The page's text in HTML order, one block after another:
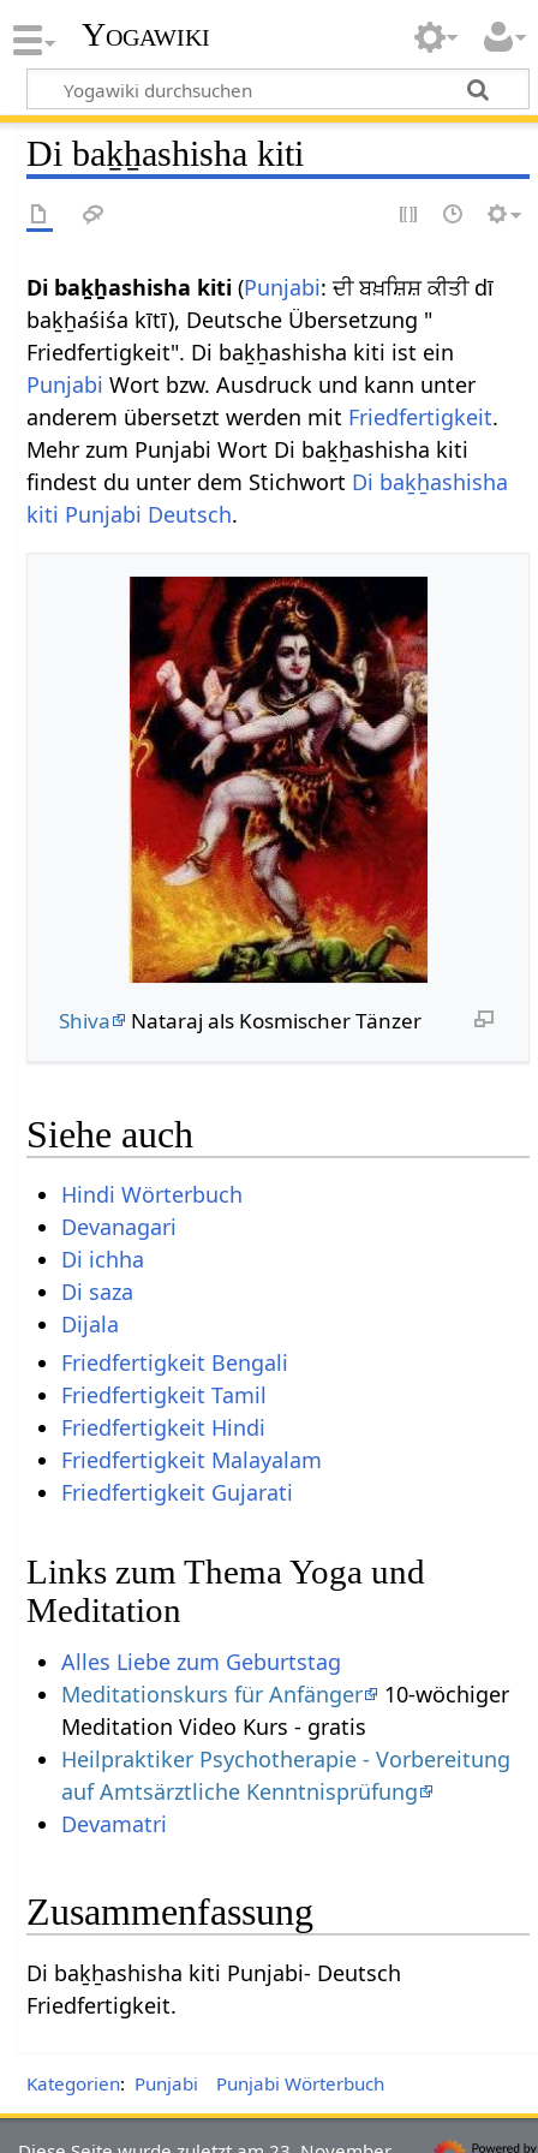
Yogawiki
Di baḵẖashisha kiti
Di baḵẖashisha kiti(Punjabi: ਦੀ ਬਖ਼ਸ਼ਿਸ਼ ਕੀਤੀ dī
baḵẖaśiśa kītī), Deutsche Übersetzung "
Friedfertigkeit". Di baḵẖashisha kiti ist ein
Punjabi Wort bzw. Ausdruck und kann unter
anderem übersetzt werden mit Friedfertigkeit.
Mehr zum Punjabi Wort Di baḵẖashisha kiti
findest du unter dem Stichwort Di baḵẖashisha
kiti Punjabi Deutsch.
Shiva Nataraj als Kosmischer Tänzer
Siehe auch
Hindi Wörterbuch
Devanagari
Di ichha
Di saza
Dijala
Friedfertigkeit Bengali
Friedfertigkeit Tamil
Friedfertigkeit Hindi
Friedfertigkeit Malayalam
Friedfertigkeit Gujarati
Links zum Thema Yoga und
Meditation
Alles Liebe zum Geburtstag
Meditationskurs für Anfänger
10-wöchiger
Meditation Video Kurs - gratis
Heilpraktiker Psychotherapie - Vorbereitung
auf Amtsärztliche Kenntnisprüfung
Devamatri
Zusammenfassung
Di baḵẖashisha kiti Punjabi- Deutsch
Friedfertigkeit.
Kategorien: Punjabi Punjabi Wörterbuch